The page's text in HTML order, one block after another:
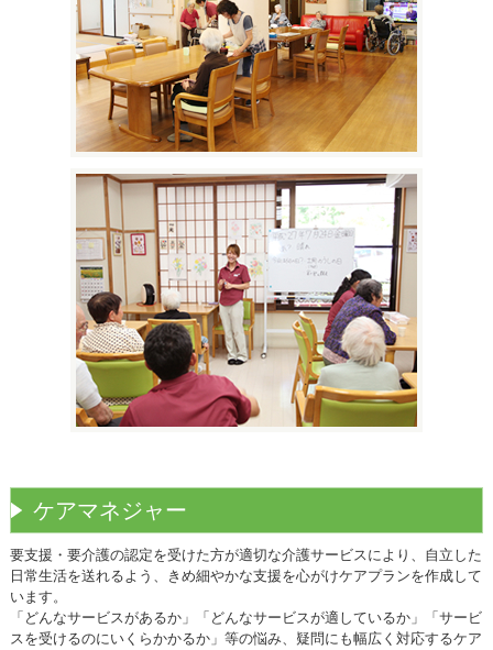
ケアマネジャー
要支援・要介護の認定を受けた方が適切な介護サービスにより、自立した
日常生活を送れるよう、きめ細やかな支援を心がけケアプランを作成して
います。
「どんなサービスがあるか」「どんなサービスが適しているか」「サービ
スを受けるのにいくらかかるか」等の悩み、疑問にも幅広く対応するケア